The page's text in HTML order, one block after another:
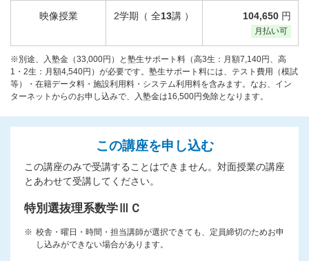
映像授業 2学期（ 全13講 ） 104,650 円
月払い可
※別途、入塾金（33,000円）と塾生サポート料（高3生：月額7,140円、高
1・2生：月額4,540円）が必要です。塾生サポート料には、テスト費用（模試
等）・在籍データ料・施設利用料・システム利用料を含みます。なお、イン
ターネットからのお申し込みで、入塾金は16,500円免除となります。
この講座を申し込む
この講座のみで受講することはできません。対面授業の講座
とあわせて受講してください。
特別選抜理系数学ⅢＣ
校舎・曜日・時間・担当講師が選択できても、定員締切のためお申
し込みができない場合があります。